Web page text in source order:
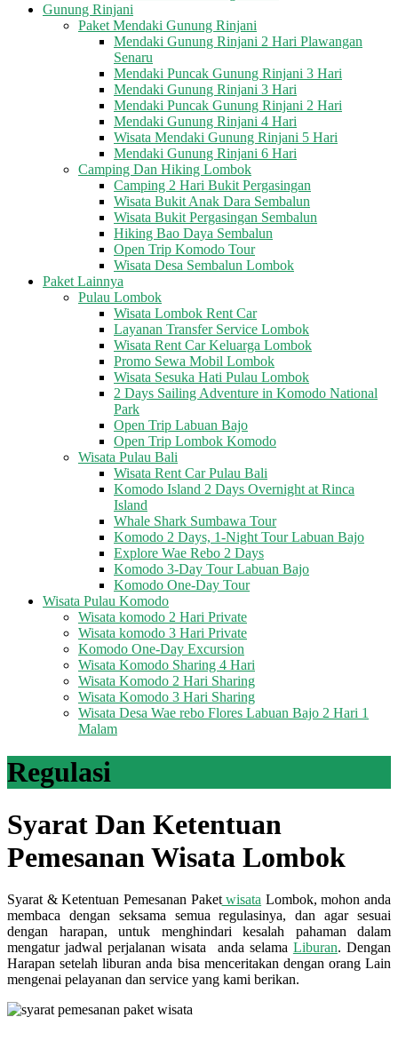
Gunung Rinjani
Paket Mendaki Gunung Rinjani
Mendaki Gunung Rinjani 2 Hari Plawangan
Senaru
Mendaki Puncak Gunung Rinjani 3 Hari
Mendaki Gunung Rinjani 3 Hari
Mendaki Puncak Gunung Rinjani 2 Hari
Mendaki Gunung Rinjani 4 Hari
Wisata Mendaki Gunung Rinjani 5 Hari
Mendaki Gunung Rinjani 6 Hari
Camping Dan Hiking Lombok
Camping 2 Hari Bukit Pergasingan
Wisata Bukit Anak Dara Sembalun
Wisata Bukit Pergasingan Sembalun
Hiking Bao Daya Sembalun
Open Trip Komodo Tour
Wisata Desa Sembalun Lombok
Paket Lainnya
Pulau Lombok
Wisata Lombok Rent Car
Layanan Transfer Service Lombok
Wisata Rent Car Keluarga Lombok
Promo Sewa Mobil Lombok
Wisata Sesuka Hati Pulau Lombok
2 Days Sailing Adventure in Komodo National
Park
Open Trip Labuan Bajo
Open Trip Lombok Komodo
Wisata Pulau Bali
Wisata Rent Car Pulau Bali
Komodo Island 2 Days Overnight at Rinca
Island
Whale Shark Sumbawa Tour
Komodo 2 Days, 1-Night Tour Labuan Bajo
Explore Wae Rebo 2 Days
Komodo 3-Day Tour Labuan Bajo
Komodo One-Day Tour
Wisata Pulau Komodo
Wisata komodo 2 Hari Private
Wisata komodo 3 Hari Private
Komodo One-Day Excursion
Wisata Komodo Sharing 4 Hari
Wisata Komodo 2 Hari Sharing
Wisata Komodo 3 Hari Sharing
Wisata Desa Wae rebo Flores Labuan Bajo 2 Hari 1
Malam
Regulasi
Syarat Dan Ketentuan
Pemesanan Wisata Lombok
Syarat & Ketentuan Pemesanan Paketwisata Lombok, mohon anda
membaca dengan seksama semua regulasinya, dan agar sesuai
dengan harapan, untuk menghindari kesalah pahaman dalam
mengatur jadwal perjalanan wisata anda selama Liburan. Dengan
Harapan setelah liburan anda bisa menceritakan dengan orang Lain
mengenai pelayanan dan service yang kami berikan.